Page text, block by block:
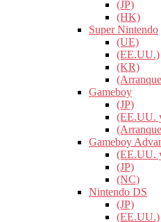
(JP)
(HK)
Super Nintendo
(UE)
(EE.UU.)
(KR)
Gameboy
(JP)
(EE.UU.
Gameboy
(EE.UU.
(JP)
(NC)
Nintendo DS
(JP)
(EE.UU.)